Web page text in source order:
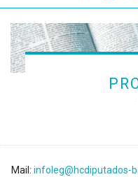
Mail: infoleg@hcdiputados-